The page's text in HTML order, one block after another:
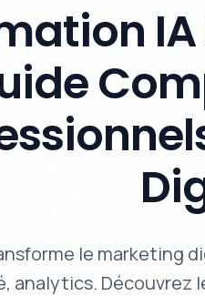
le marketing
analytics. Découvrez